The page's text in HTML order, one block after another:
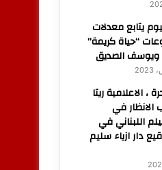
يتابع معدلات
“حياة كريمة”
ويوسف الصديق
، الاعلامية ريتا
الانظار في
اللبناني في
دار ازياء سليم